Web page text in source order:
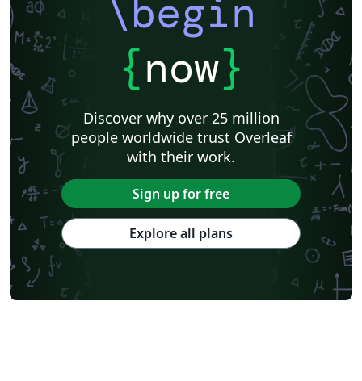
\begin
{now}
Discover why over 25 million
people worldwide trust Overleaf
with their work.
Sign up for free
Explore all plans